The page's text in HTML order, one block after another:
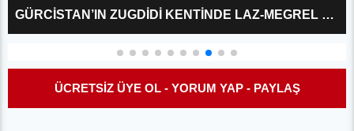
GÜRCİSTAN’IN ZUGDİDİ KENTİNDE LAZ-MEGREL KİTAP GÜNLERİ ETKİNLİĞİ DÜZENLENDİ
ÜCRETSİZ ÜYE OL - YORUM YAP - PAYLAŞ